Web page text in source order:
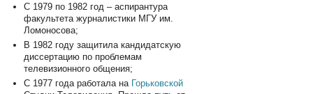
С 1979 по 1982 год – аспирантура
факультета журналистики МГУ им.
Ломоносова;
В 1982 году защитила кандидатскую
диссертацию по проблемам
телевизионного общения;
С 1977 года работала на Горьковской